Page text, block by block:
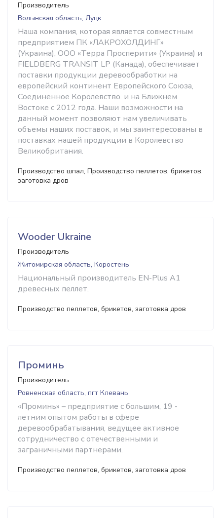
Производитель
Волынская область, Луцк
Наша компания, которая является совместным
предприятием ПК «ЛАКРОХОЛДИНГ»
(Украина), ООО «Терра Просперити» (Украина) и
FIELDBERG TRANSIT LP (Канада), обеспечивает
поставки продукции деревообработки на
европейский континент Европейского Союза,
Соединенное Королевство. и на Ближнем
Востоке с 2012 года. Наши возможности на
данный момент позволяют нам увеличивать
объемы наших поставок, и мы заинтересованы в
поставках нашей продукции в Королевство
Великобритания.
Производство шпал, Производство пеллетов, брикетов,
заготовка дров
Wooder Ukraine
Производитель
Житомирская область, Коростень
Национальный производитель EN-Plus A1
древесных пеллет.
Производство пеллетов, брикетов, заготовка дров
Проминь
Производитель
Ровненская область, пгт Клевань
«Проминь» – предприятие с большим, 19 -
летним опытом работы в сфере
деревообрабатывания, ведущее активное
сотрудничество с отечественными и
заграничными партнерами.
Производство пеллетов, брикетов, заготовка дров